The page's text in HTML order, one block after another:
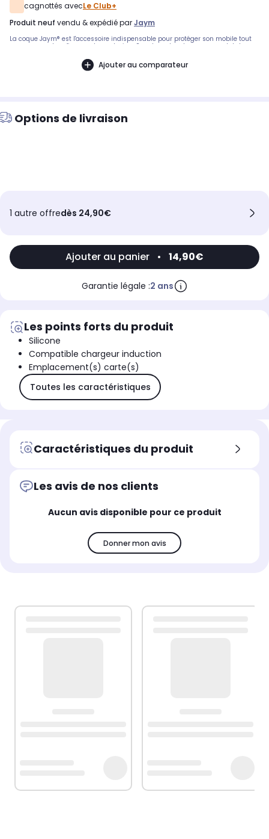
cagnottés avecLe Club+
produit neuf vendu & expédié parJaym
La coque Jaym® est l'accessoire indispensable pour protéger son mobile tout
en conservant sa finesse et son design. Souple au toucher, pour une totale
Jaym est par ailleurs traitée Anti-UV (pour lutter contre le jaunissement) et
profite d'une finition anti-bulles (revêtement intérieur en micro-reliefs).
Ajouter au comparateur
Options de livraison
1 autre offredès 24,90€
Ajouter au panier • 14,90€
Garantie légale :2 ans
Les points forts du produit
Silicone
Compatible chargeur induction
Emplacement(s) carte(s)
Toutes les caractéristiques
Caractéristiques du produit
Les avis de nos clients
Aucun avis disponible pour ce produit
Donner mon avis